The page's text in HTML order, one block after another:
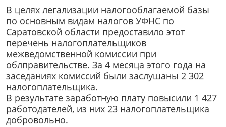
В целях легализации налогооблагаемой базы
по основным видам налогов УФНС по
Саратовской области предоставило этот
перечень налогоплательщиков
межведомственной комиссии при
облправительстве. За 4 месяца этого года на
заседаниях комиссий были заслушаны 2 302
налогоплательщика.
В результате заработную плату повысили 1 427
работодателей, из них 23 налогоплательщика
добровольно.